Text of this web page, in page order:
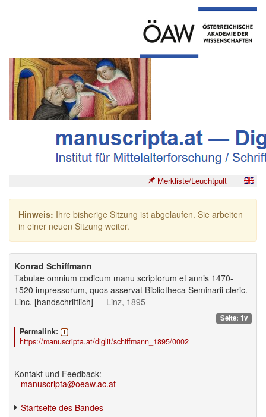
Merkliste/Leuchtpult
Hinweis: Ihre bisherige Sitzung ist abgelaufen. Sie arbeiten
in einer neuen Sitzung weiter.
Konrad Schiffmann
Tabulae omnium codicum manu scriptorum et annis 1470-
1520 impressorum, quos asservat Bibliotheca Seminarii cleric.
Linc. [handschriftlich] — Linz, 1895
Seite: 1v
Permalink:
https://manuscripta.at/diglit/schiffmann_1895/0002
Kontakt und Feedback:
manuscripta@oeaw.ac.at
Startseite des Bandes